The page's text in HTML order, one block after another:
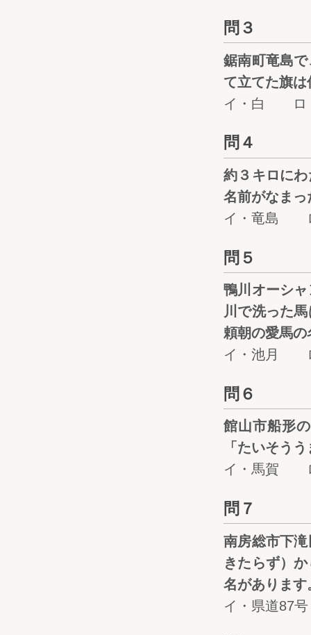
問３
鋸南町竜島
て立てた旗
イ・白
問４
約３キロに
名前がなま
イ・竜島
問５
鴨川オーシ
川で洗った
頼朝の愛馬の
イ・池月
問６
館山市船形
「たいそう
イ・馬賀
問７
南房総市下
きたらず）
名がありま
イ・県道